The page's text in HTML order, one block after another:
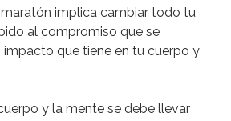
maratón implica cambiar todo tu
al compromiso que se
que tiene en tu cuerpo y
y la mente se debe llevar